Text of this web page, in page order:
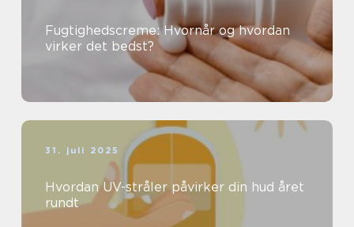
Fugtighedscreme: Hvornår og hvordan
virker det bedst?
31. juli 2025
Hvordan UV-stråler påvirker din hud året
rundt